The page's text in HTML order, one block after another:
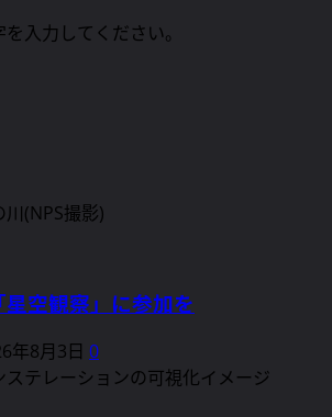
入力してください。
空観察」に参加を
年8月3日 0